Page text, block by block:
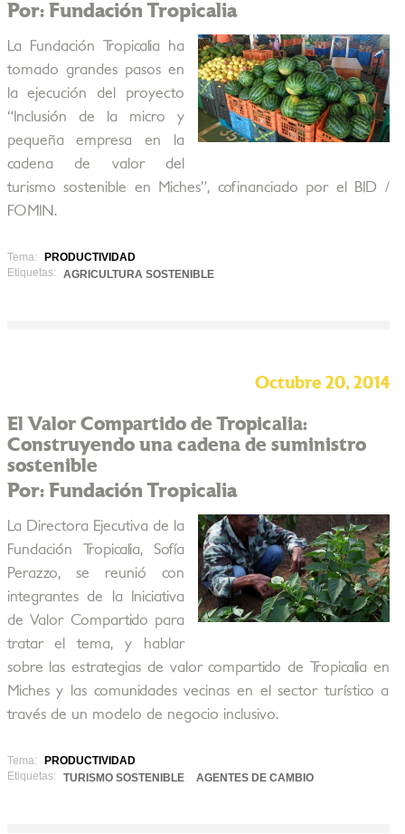
Por: Fundación Tropicalia
La Fundación Tropicalia ha
tomado grandes pasos en
la ejecución del proyecto
“Inclusión de la micro y
pequeña empresa en la
cadena de valor del
turismo sostenible en Miches”, cofinanciado por el BID /
FOMIN.
Tema:
PRODUCTIVIDAD
Etiquetas:
AGRICULTURA SOSTENIBLE
Octubre 20, 2014
El Valor Compartido de Tropicalia:
Construyendo una cadena de suministro
sostenible
Por: Fundación Tropicalia
La Directora Ejecutiva de la
Fundación Tropicalia, Sofía
Perazzo, se reunió con
integrantes de la Iniciativa
de Valor Compartido para
tratar el tema, y hablar
sobre las estrategias de valor compartido de Tropicalia en
Miches y las comunidades vecinas en el sector turístico a
través de un modelo de negocio inclusivo.
Tema:
PRODUCTIVIDAD
Etiquetas:
TURISMO SOSTENIBLE AGENTES DE CAMBIO